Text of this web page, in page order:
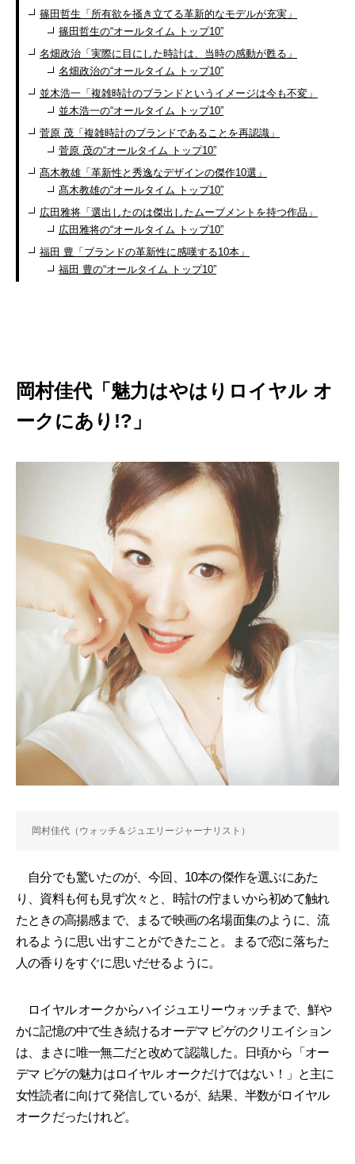
篠田哲生「所有欲を掻き立てる革新的なモデルが充実」
篠田哲生の“オールタイム トップ10”
名畑政治「実際に目にした時計は、当時の感動が甦る」
名畑政治の“オールタイム トップ10”
並木浩一「複雑時計のブランドというイメージは今も不変」
並木浩一の“オールタイム トップ10”
菅原 茂「複雑時計のブランドであることを再認識」
菅原 茂の“オールタイム トップ10”
髙木教雄「革新性と秀逸なデザインの傑作10選」
髙木教雄の“オールタイム トップ10”
広田雅将「選出したのは傑出したムーブメントを持つ作品」
広田雅将の“オールタイム トップ10”
福田 豊「ブランドの革新性に感嘆する10本」
福田 豊の“オールタイム トップ10”
岡村佳代「魅力はやはりロイヤル オ
ークにあり!?」
岡村佳代（ウォッチ＆ジュエリージャーナリスト）
自分でも驚いたのが、今回、10本の傑作を選ぶにあた
り、資料も何も見ず次々と、時計の佇まいから初めて触れ
たときの高揚感まで、まるで映画の名場面集のように、流
れるように思い出すことができたこと。まるで恋に落ちた
人の香りをすぐに思いだせるように。
ロイヤル オークからハイジュエリーウォッチまで、鮮や
かに記憶の中で生き続けるオーデマ ピゲのクリエイション
は、まさに唯一無二だと改めて認識した。日頃から「オー
デマ ピゲの魅力はロイヤル オークだけではない！」と主に
女性読者に向けて発信しているが、結果、半数がロイヤル
オークだったけれど。